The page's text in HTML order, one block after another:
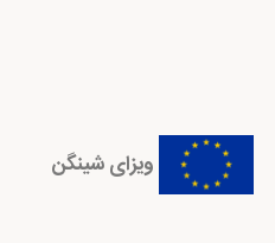
ویزای شینگن